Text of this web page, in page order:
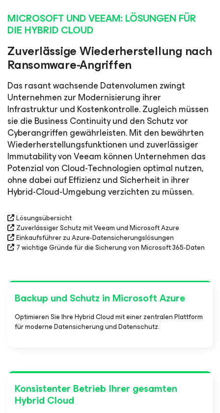
MICROSOFT UND VEEAM: LÖSUNGEN FÜR
DIE HYBRID CLOUD
Zuverlässige Wiederherstellung nach
Ransomware-Angriffen
Das rasant wachsende Datenvolumen zwingt
Unternehmen zur Modernisierung ihrer
Infrastruktur und Kostenkontrolle. Zugleich müssen
sie die Business Continuity und den Schutz vor
Cyberangriffen gewährleisten. Mit den bewährten
Wiederherstellungsfunktionen und zuverlässiger
Immutability von Veeam können Unternehmen das
Potenzial von Cloud-Technologien optimal nutzen,
ohne dabei auf Effizienz und Sicherheit in ihrer
Hybrid-Cloud-Umgebung verzichten zu müssen.
Lösungsübersicht
Zuverlässiger Schutz mit Veeam und Microsoft Azure
Einkaufsführer zu Azure-Datensicherungslösungen
7 wichtige Gründe für die Sicherung von Microsoft 365-Daten
Backup und Schutz in Microsoft Azure
Optimieren Sie Ihre Hybrid Cloud mit einer zentralen Plattform
für moderne Datensicherung und Datenschutz.
Konsistenter Betrieb Ihrer gesamten
Hybrid Cloud